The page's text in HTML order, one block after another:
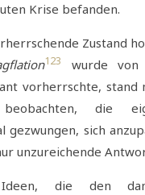
Krise befanden.
Zustand
123
wurde von
vorherrschte,
die
sich
unzureichende
die den